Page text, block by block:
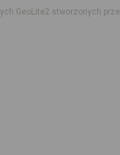
GeoLite2 stworzonych